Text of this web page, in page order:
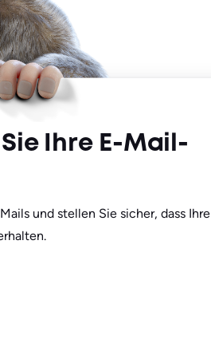
Ihre E-Mail-
und stellen Sie sicher, dass Ihre